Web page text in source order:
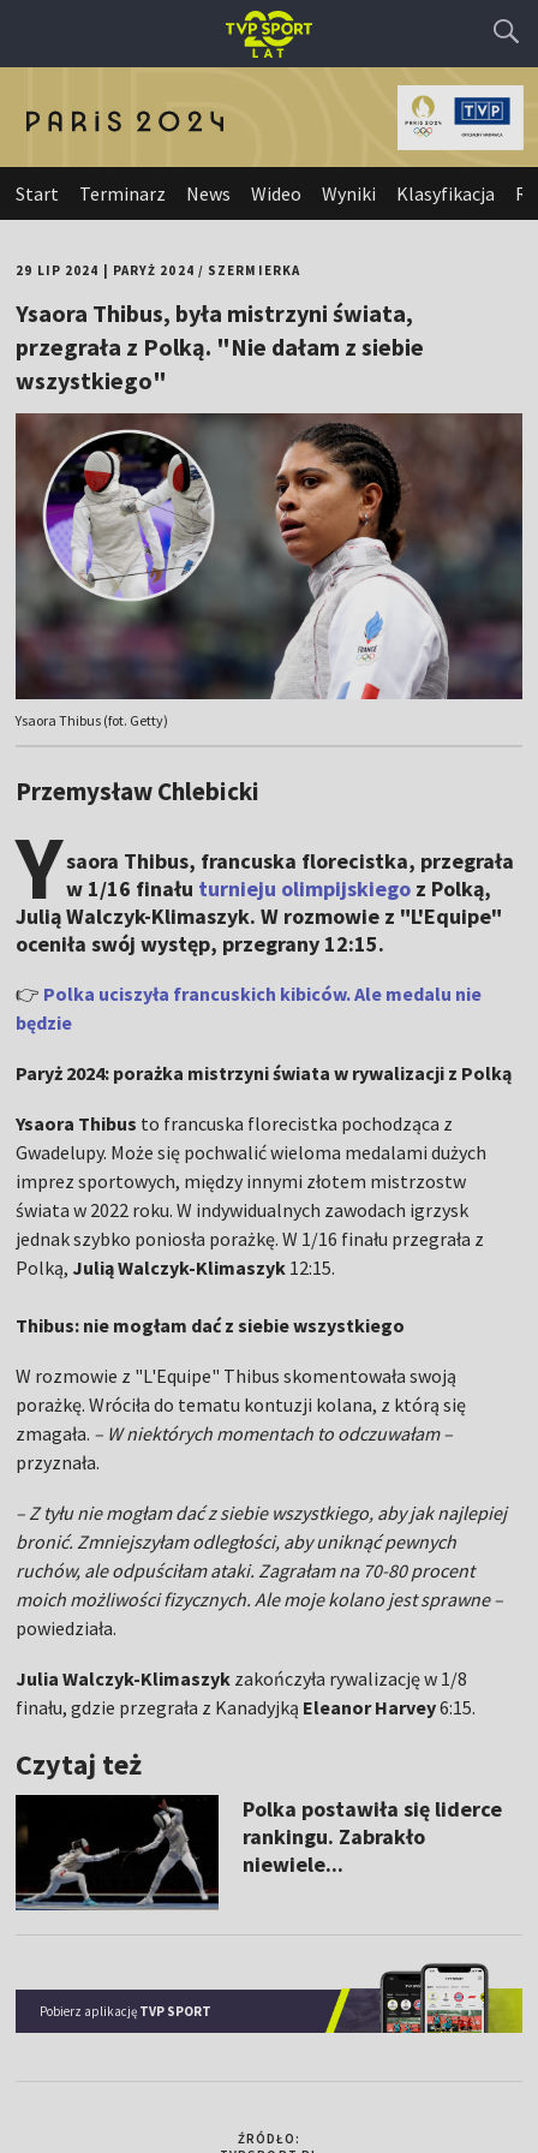
Start Terminarz News Wideo Wyniki Klasyfikacja
29 LIP 2024 PARYŻ 2024 / SZERMIERKA
Ysaora Thibus, była mistrzyni świata,
przegrała z Polką. "Nie dałam z siebie
wszystkiego"
Ysaora Thibus (fot. Getty)
Przemysław Chlebicki
Ysaora Thibus, francuska florecistka, przegrała
w 1/16 finału turnieju olimpijskiego z Polką,
Julią Walczyk-Klimaszyk. W rozmowie z "L'Equipe"
oceniła swój występ, przegrany 12:15.
👉 Polka uciszyła francuskich kibiców. Ale medalu nie
będzie
Paryż 2024: porażka mistrzyni świata w rywalizacji z Polką
Ysaora Thibus to francuska florecistka pochodząca z
Gwadelupy. Może się pochwalić wieloma medalami dużych
imprez sportowych, między innymi złotem mistrzostw
świata w 2022 roku. W indywidualnych zawodach igrzysk
jednak szybko poniosła porażkę. W 1/16 finału przegrała z
Polką, Julią Walczyk-Klimaszyk 12:15.
Thibus: nie mogłam dać z siebie wszystkiego
W rozmowie z "L'Equipe" Thibus skomentowała swoją
porażkę. Wróciła do tematu kontuzji kolana, z którą się
zmagała. – W niektórych momentach to odczuwałam –
przyznała.
– Z tyłu nie mogłam dać z siebie wszystkiego, aby jak najlepiej
bronić. Zmniejszyłam odległości, aby uniknąć pewnych
ruchów, ale odpuściłam ataki. Zagrałam na 70-80 procent
moich możliwości fizycznych. Ale moje kolano jest sprawne –
powiedziała.
Julia Walczyk-Klimaszyk zakończyła rywalizację w 1/8
finału, gdzie przegrała z Kanadyjką Eleanor Harvey6:15.
Czytaj też
Polka postawiła się liderce
rankingu. Zabrakło
niewiele...
Pobierz aplikację TVP SPORT
ŹRÓDŁO: